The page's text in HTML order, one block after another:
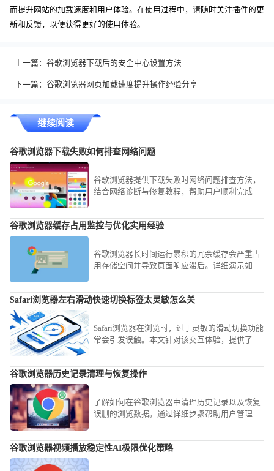
而提升网站的加载速度和用户体验。在使用过程中，请随时关注插件的更
新和反馈，以便获得更好的使用体验。
上一篇： 谷歌浏览器下载后的安全中心设置方法
下一篇： 谷歌浏览器网页加载速度提升操作经验分享
继续阅读
谷歌浏览器下载失败如何排查网络问题
谷歌浏览器提供下载失败时网络问题排查方法，
结合网络诊断与修复教程，帮助用户顺利完成下
谷歌浏览器缓存占用监控与优化实用经验
谷歌浏览器长时间运行累积的冗余缓存会严重占
用存储空间并导致页面响应滞后。详细演示如何
您的软件始终保持轻盈响应，即便在低配置机型
Safari浏览器左右滑动快速切换标签太灵敏怎么关
Safari浏览器在浏览时，过于灵敏的滑动切换功能
常会引发误触。本文针对该交互体验，提供了详
浏览网页时的专注度与操作精准性。
谷歌浏览器历史记录清理与恢复操作
了解如何在谷歌浏览器中清理历史记录以及恢复
误删的浏览数据。通过详细步骤帮助用户管理浏
谷歌浏览器视频播放稳定性AI极限优化策略